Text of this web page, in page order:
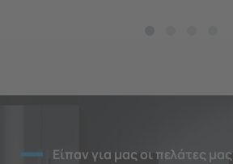
Είπαν για μας οι πελάτες μας